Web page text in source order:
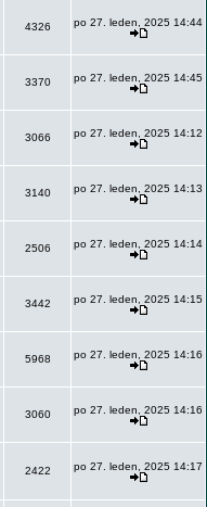
4326 po 27. leden, 2025 14:44
3370 po 27. leden, 2025 14:45
3066 po 27. leden, 2025 14:12
3140 po 27. leden, 2025 14:13
2506 po 27. leden, 2025 14:14
3442 po 27. leden, 2025 14:15
5968 po 27. leden, 2025 14:16
3060 po 27. leden, 2025 14:16
2422 po 27. leden, 2025 14:17